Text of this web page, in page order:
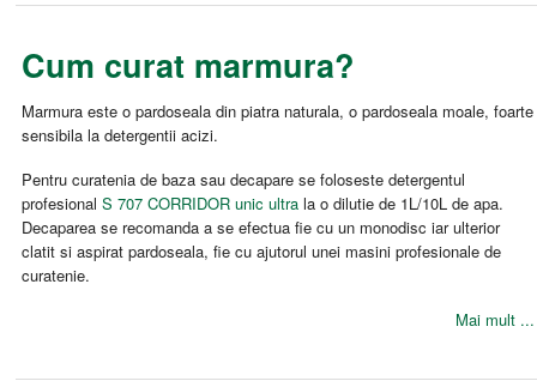
Cum curat marmura?
Marmura este o pardoseala din piatra naturala, o pardoseala moale, foarte
sensibila la detergentii acizi.
Pentru curatenia de baza sau decapare se foloseste detergentul
profesional S 707 CORRIDOR unic ultrala o dilutie de 1L/10L de apa.
Decaparea se recomanda a se efectua fie cu un monodisc iar ulterior
clatit si aspirat pardoseala, fie cu ajutorul unei masini profesionale de
curatenie.
Mai mult ...